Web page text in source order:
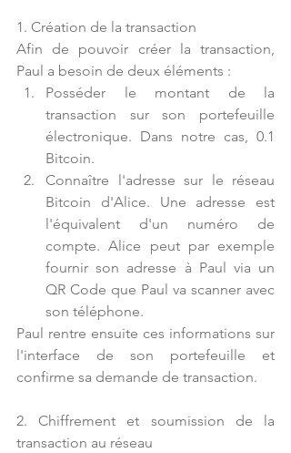
1. Création de la transaction
Afin de pouvoir créer la transaction,
Paul a besoin de deux éléments :
Posséder le montant de la
transaction sur son portefeuille
électronique. Dans notre cas, 0.1
Bitcoin.
Connaître l'adresse sur le réseau
Bitcoin d'Alice. Une adresse est
l'équivalent d'un numéro de
compte. Alice peut par exemple
fournir son adresse à Paul via un
QR Code que Paul va scanner avec
son téléphone.
Paul rentre ensuite ces informations sur
l'interface de son portefeuille et
confirme sa demande de transaction.
2. Chiffrement et soumission de la
transaction au réseau